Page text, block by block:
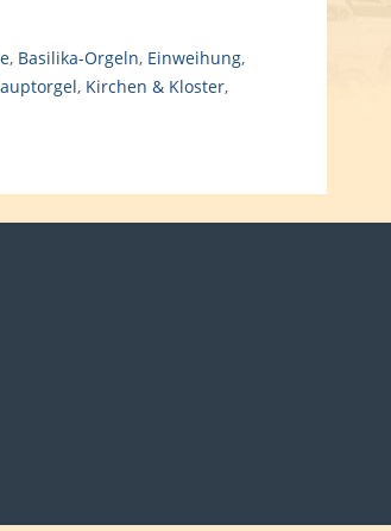
, Basilika-Orgeln, Einweihung,
, Kirchen & Kloster,